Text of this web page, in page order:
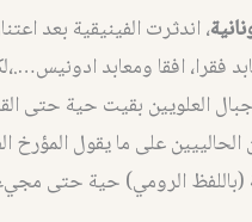
، اندثرت الفينيقية بعد
فقرا، افقا ومعابد
العلويين بقيت حية حتى
على ما يقول المؤرخ
(باللفظ الرومي) حية حتى